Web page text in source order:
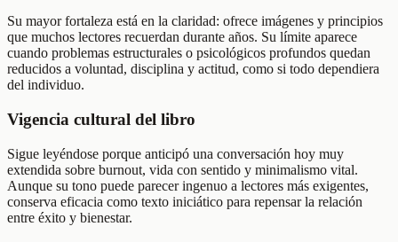
Su mayor fortaleza está en la claridad: ofrece imágenes y principios
que muchos lectores recuerdan durante años. Su límite aparece
cuando problemas estructurales o psicológicos profundos quedan
reducidos a voluntad, disciplina y actitud, como si todo dependiera
del individuo.
Vigencia cultural del libro
Sigue leyéndose porque anticipó una conversación hoy muy
extendida sobre burnout, vida con sentido y minimalismo vital.
Aunque su tono puede parecer ingenuo a lectores más exigentes,
conserva eficacia como texto iniciático para repensar la relación
entre éxito y bienestar.